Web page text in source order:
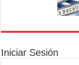
Iniciar Sesión